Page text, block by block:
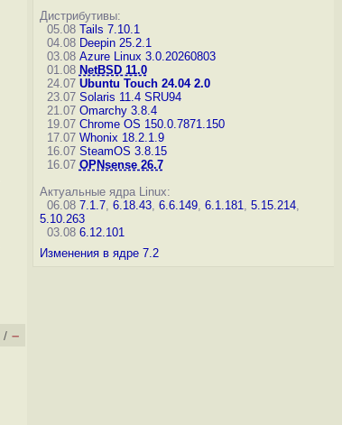
/ –
Дистрибутивы:
05.08 Tails 7.10.1
04.08 Deepin 25.2.1
03.08 Azure Linux 3.0.20260803
01.08 NetBSD 11.0
24.07 Ubuntu Touch 24.04 2.0
23.07 Solaris 11.4 SRU94
21.07 Omarchy 3.8.4
19.07 Chrome OS 150.0.7871.150
17.07 Whonix 18.2.1.9
16.07 SteamOS 3.8.15
16.07 OPNsense 26.7
Актуальные ядра Linux:
06.08 7.1.7, 6.18.43, 6.6.149, 6.1.181, 5.15.214,
5.10.263
03.08 6.12.101
Изменения в ядре 7.2